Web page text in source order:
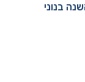
בנוני